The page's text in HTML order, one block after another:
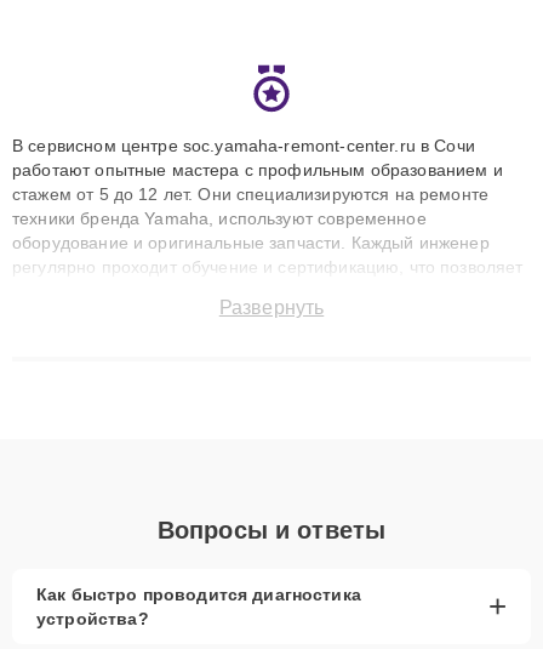
В сервисном центре soc.yamaha-remont-center.ru в Сочи
работают опытные мастера с профильным образованием и
стажем от 5 до 12 лет. Они специализируются на ремонте
техники бренда Yamaha, используют современное
оборудование и оригинальные запчасти. Каждый инженер
регулярно проходит обучение и сертификацию, что позволяет
технику с сохранением гарантии до 3 лет. Наши мастера
Развернуть
Вопросы и ответы
Как быстро проводится диагностика
устройства?
+